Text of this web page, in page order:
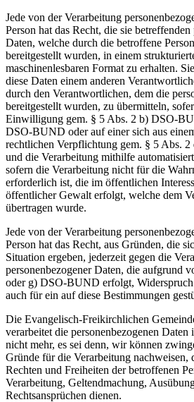
Jede von der Verarbeitung
Person hat das Recht, die sie betreffenden
Daten, welche durch die betroffene
bereitgestellt wurden, in einem
maschinenlesbaren Format zu erhalten.
diese Daten einem anderen
durch den Verantwortlichen, dem die
bereitgestellt wurden, zu übermitteln,
Einwilligung gem. § 5 Abs. 2 b) DSO-
DSO-BUND oder auf einer sich aus
rechtlichen Verpflichtung gem. § 5 Abs.
und die Verarbeitung mithilfe
sofern die Verarbeitung nicht für die
erforderlich ist, die im öffentlichen
öffentlicher Gewalt erfolgt, welche dem
übertragen wurde.
Jede von der Verarbeitung
Person hat das Recht, aus Gründen, die
Situation ergeben, jederzeit gegen die
personenbezogener Daten, die aufgrund
oder g) DSO-BUND erfolgt,
auch für ein auf diese Bestimmungen
Die Evangelisch-Freikirchlichen
verarbeitet die personenbezogenen
nicht mehr, es sei denn, wir können
Gründe für die Verarbeitung nachweisen,
Rechten und Freiheiten der betroffenen
Verarbeitung, Geltendmachung,
Rechtsansprüchen dienen.